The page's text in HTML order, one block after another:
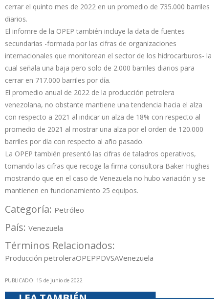
cerrar el quinto mes de 2022 en un promedio de 735.000 barriles
diarios.
El infomre de la OPEP también incluye la data de fuentes
secundarias -formada por las cifras de organizaciones
internacionales que monitorean el sector de los hidrocarburos- la
cual señala una baja pero solo de 2.000 barriles diarios para
cerrar en 717.000 barriles por día.
El promedio anual de 2022 de la producción petrolera
venezolana, no obstante mantiene una tendencia hacia el alza
con respecto a 2021 al indicar un alza de 18% con respecto al
promedio de 2021 al mostrar una alza por el orden de 120.000
barriles por día con respecto al año pasado.
La OPEP también presentó las cifras de taladros operativos,
tomando las cifras que recoge la firma consultora Baker Hughes
mostrando que en el caso de Venezuela no hubo variación y se
mantienen en funcionamiento 25 equipos.
Categoría: Petróleo
País: Venezuela
Términos Relacionados:
Producción petroleraOPEPPDVSAVenezuela
PUBLICADO: 15 de junio de 2022